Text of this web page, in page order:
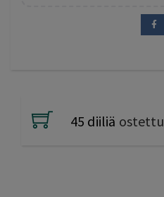
45 diiliä ostettu